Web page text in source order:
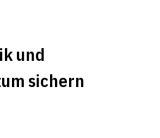
und
sichern